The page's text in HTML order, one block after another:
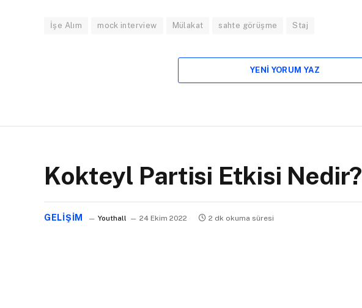
İşe Alım mock interview Mülakat sahte görüşme Staj
YENI YORUM YAZ
Kokteyl Partisi Etkisi Nedir?
GELIŞIM Youthall 24 Ekim 2022 2 dk okuma süresi